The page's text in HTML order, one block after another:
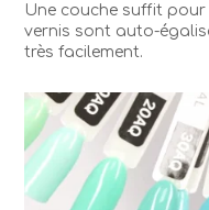
Une couche suffit
vernis sont auto-
très facilement.